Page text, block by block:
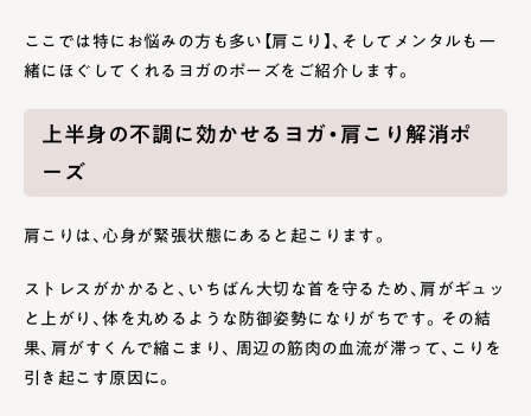
ここでは特にお悩みの方も多い【肩こり】、そしてメンタルも一
緒にほぐしてくれるヨガのポーズをご紹介します。
上半身の不調に効かせるヨガ・肩こり解消ポ
ーズ
肩こりは、心身が緊張状態にあると起こります。
ストレスがかかると、いちばん大切な首を守るため、肩がギュッ
と上がり、体を丸めるような防御姿勢になりがちです。その結
果、肩がすくんで縮こまり、 周辺の筋肉の血流が滞って、こりを
引き起こす原因に。